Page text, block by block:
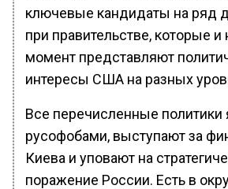
ключевые кандидаты на ряд
при правительстве, которые
момент представляют
интересы США на разных
Все перечисленные политики
русофобами, выступают за
Киева и уповают на
поражение России. Есть в